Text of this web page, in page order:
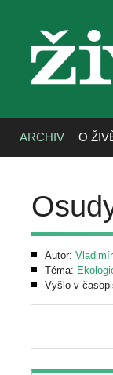
ARCHIV O
Autor:
Téma:
Vyšlo v